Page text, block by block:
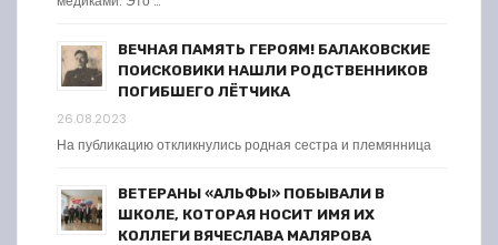
ВЕЧНАЯ ПАМЯТЬ ГЕРОЯМ! БАЛАКОВСКИЕ
ПОИСКОВИКИ НАШЛИ РОДСТВЕННИКОВ
ПОГИБШЕГО ЛЁТЧИКА
26.08.2023
На публикацию откликнулись родная сестра и племянница
ВЕТЕРАНЫ «АЛЬФЫ» ПОБЫВАЛИ В
ШКОЛЕ, КОТОРАЯ НОСИТ ИМЯ ИХ
КОЛЛЕГИ ВЯЧЕСЛАВА МАЛЯРОВА